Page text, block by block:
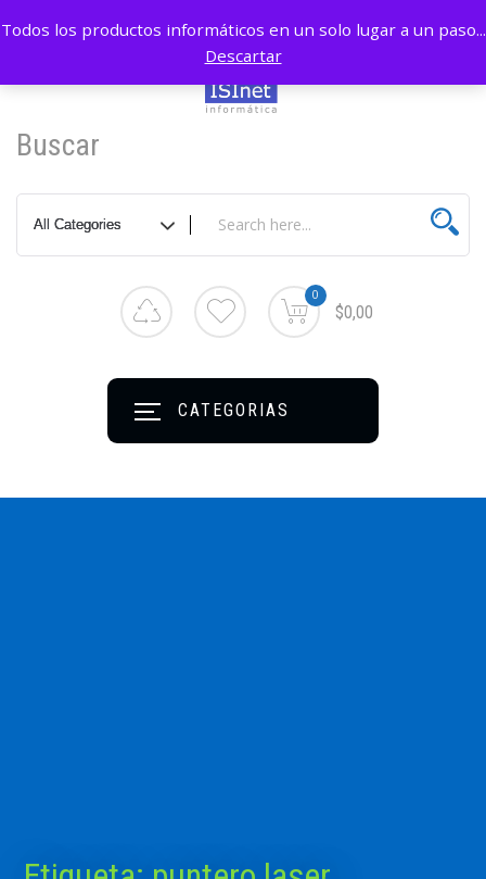
Buscar
0
$0,00
CATEGORIAS
Todos los productos informáticos en un solo lugar a un paso...
Descartar